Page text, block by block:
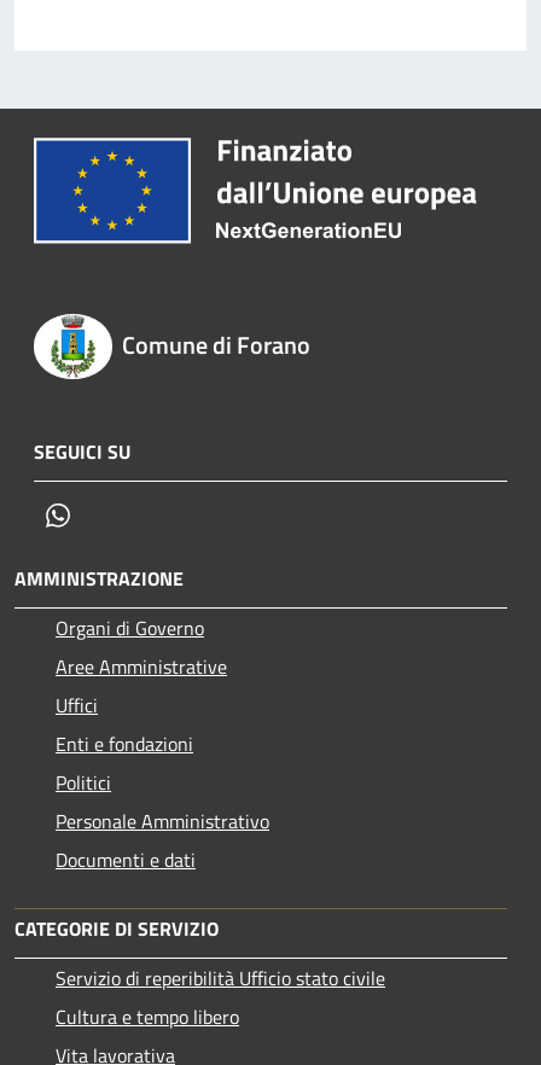
Comune di Forano
SEGUICI SU
AMMINISTRAZIONE
Organi di Governo
Aree Amministrative
Uffici
Enti e fondazioni
Politici
Personale Amministrativo
Documenti e dati
CATEGORIE DI SERVIZIO
Servizio di reperibilità Ufficio stato civile
Cultura e tempo libero
Vita lavorativa